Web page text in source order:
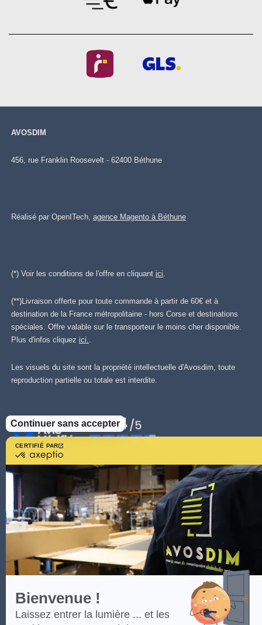
CERTIFIÉ PAR
savoir
plus
sur
Axeptio
Bienvenue !
Laissez entrer la lumière ... et les
Continuer sans accepter
AVOSDIM
456, rue Franklin Roosevelt - 62400 Béthune
Réalisé par OpenITech, agence Magento à Béthune
(*) Voir les conditions de l'offre en cliquant ici
(**)Livraison offerte pour toute commande à partir de 60€ et à
destination de la France métropolitaine - hors Corse et destinations
spéciales. Offre valable sur le transporteur le moins cher disponible.
Plus d'infos cliquez ici.
Les visuels du site sont la propriété intellectuelle d'Avosdim, toute
reproduction partielle ou totale est interdite.